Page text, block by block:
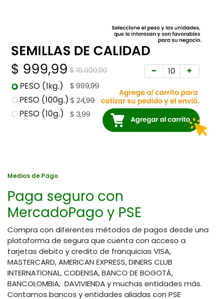
Medios de Pago
Paga seguro con
MercadoPago y PSE
Compra con diferentes métodos de pagos desde una
plataforma de segura que cuenta con acceso a
tarjetas debito y credito de franquicias VISA,
MASTERCARD, AMERICAN EXPRESS, DINERS CLUB
INTERNATIONAL, CODENSA, BANCO DE BOGOTÁ,
BANCOLOMBIA, DAVIVIENDA y muchas entidades más.
Contamos bancos y entidades aliadas con PSE